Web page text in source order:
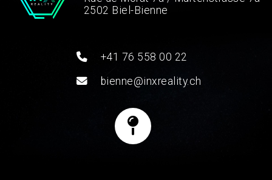
2502 Biel-Bienne
+41 76 558 00 22
bienne@inxreality.ch